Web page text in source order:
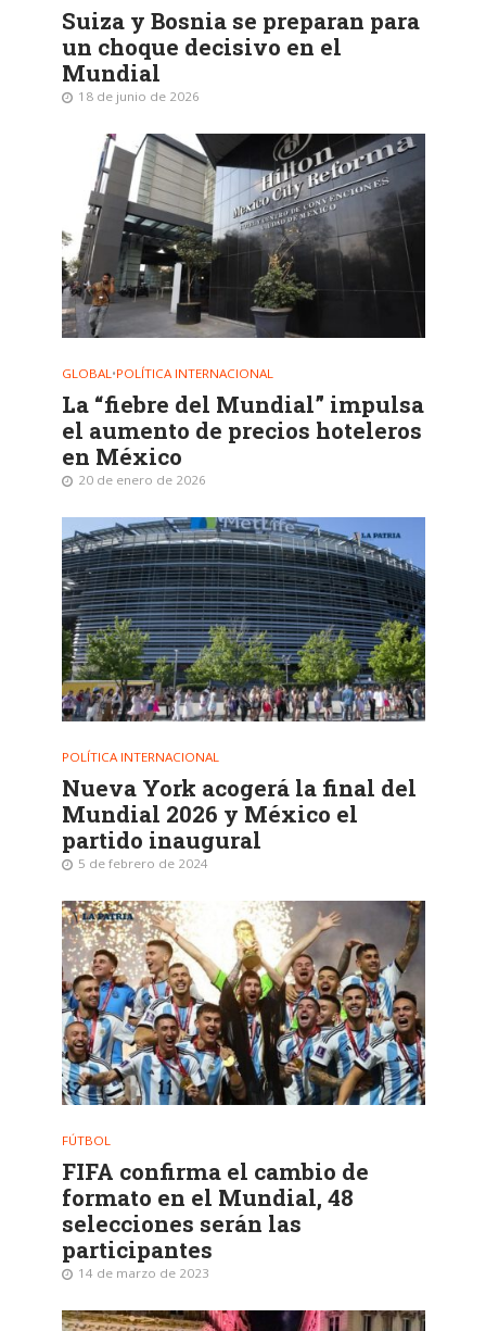
Suiza y Bosnia se preparan para
un choque decisivo en el
Mundial
18 de junio de 2026
GLOBAL•POLÍTICA INTERNACIONAL
La “fiebre del Mundial” impulsa
el aumento de precios hoteleros
en México
20 de enero de 2026
POLÍTICA INTERNACIONAL
Nueva York acogerá la final del
Mundial 2026 y México el
partido inaugural
5 de febrero de 2024
FÚTBOL
FIFA confirma el cambio de
formato en el Mundial, 48
selecciones serán las
participantes
14 de marzo de 2023